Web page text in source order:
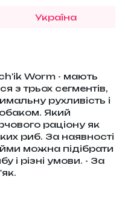
Україна
Worm - мають
з трьох сегментів,
рухливість і
Який
раціону як
риб. За наявності
можна підібрати
і різні умови. - За